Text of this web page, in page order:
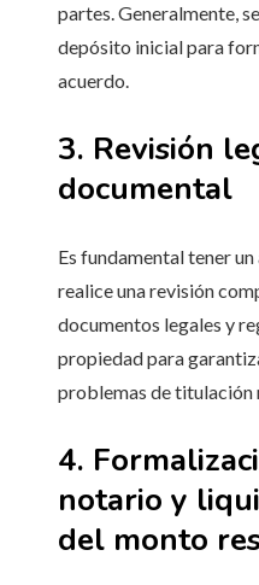
partes. Generalmente,
depósito inicial para
acuerdo.
3. Revisión
documental
Es fundamental tener
realice una revisión
documentos legales y
propiedad para
problemas de titulación
4.
notario y
del monto